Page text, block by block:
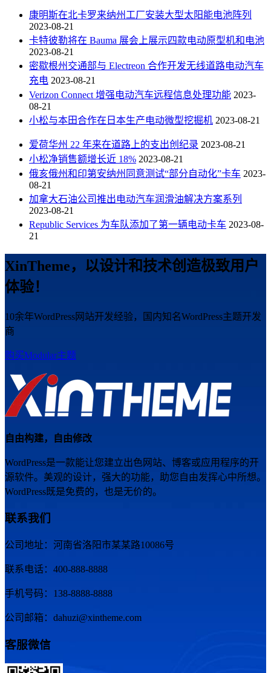
康明斯在北卡罗来纳州工厂安装大型太阳能电池阵列
2023-08-21
卡特彼勒将在 Bauma 展会上展示四款电动原型机和电池
2023-08-21
密歇根州交通部与 Electreon 合作开发无线道路电动汽车
充电 2023-08-21
Verizon Connect 增强电动汽车远程信息处理功能 2023-
08-21
小松与本田合作在日本生产电动微型挖掘机 2023-08-21
爱荷华州 22 年来在道路上的支出创纪录 2023-08-21
小松净销售额增长近 18% 2023-08-21
俄亥俄州和印第安纳州同意测试“部分自动化”卡车 2023-
08-21
加拿大石油公司推出电动汽车润滑油解决方案系列
2023-08-21
Republic Services 为车队添加了第一辆电动卡车 2023-08-
21
XinTheme，以设计和技术创造极致用户
体验！
10余年WordPress网站开发经验，国内知名WordPress主题开发
商
购买Modular主题
自由构建，自由修改
WordPress是一款能让您建立出色网站、博客或应用程序的开
源软件。美观的设计，强大的功能，助您自由发挥心中所想。
WordPress既是免费的，也是无价的。
联系我们
公司地址：河南省洛阳市某某路10086号
联系电话：400-888-8888
手机号码：138-8888-8888
公司邮箱：dahuzi@xintheme.com
客服微信